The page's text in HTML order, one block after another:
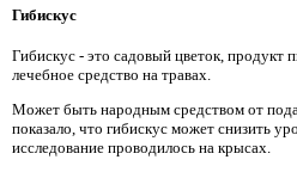
Гибискус
Гибискус - это садовый цветок, продукт
лечебное средство на травах.
Может быть народным средством от
показало, что гибискус может снизить
исследование проводилось на крысах.